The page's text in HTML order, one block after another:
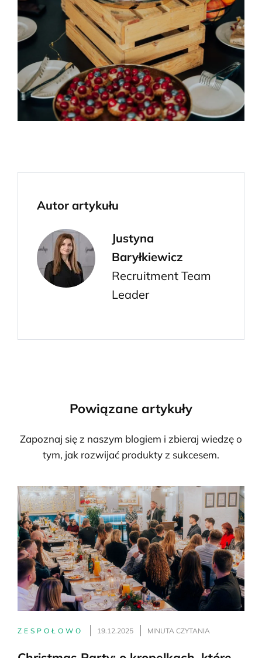
Autor artykułu
Justyna
Baryłkiewicz
Recruitment Team
Leader
Powiązane artykuły
Zapoznaj się z naszym blogiem i zbieraj wiedzę o
tym, jak rozwijać produkty z sukcesem.
ZESPOŁOWO 19.12.2025 MINUTA CZYTANIA